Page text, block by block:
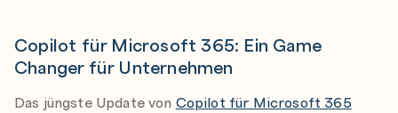
Copilot für Microsoft 365: Ein Game
Changer für Unternehmen
Das jüngste Update von Copilot für Microsoft 365